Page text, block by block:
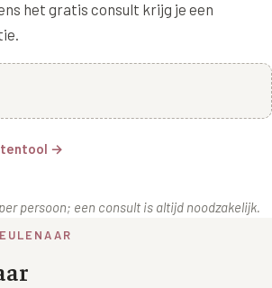
het gratis consult krijg je een
→
persoon; een consult is altijd noodzakelijk.